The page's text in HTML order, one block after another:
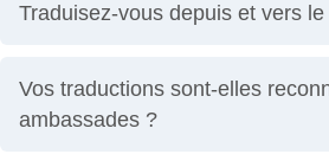
Traduisez-vous depuis et vers
Vos traductions sont-elles
ambassades ?